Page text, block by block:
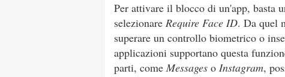
Per attivare il blocco di un'app, basta
selezionare Require Face ID. Da quel
superare un controllo biometrico o
applicazioni supportano questa
parti, come Messages o Instagram,